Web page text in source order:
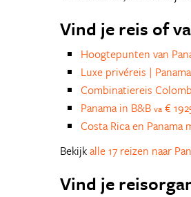
Vind je reis of
Hoogtepunten van
Luxe privéreis |
Combinatiereis
Panama in B&B va €
Costa Rica en Panama
Bekijkalle 17 reizen naar
Vind je